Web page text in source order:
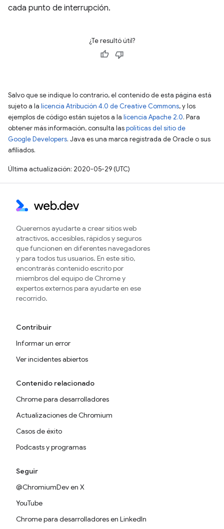
cada punto de interrupción.
¿Te resultó útil?
Salvo que se indique lo contrario, el contenido de esta página está
sujeto a la licencia Atribución 4.0 de Creative Commons, y los
ejemplos de código están sujetos a la licencia Apache 2.0. Para
obtener más información, consulta laspolíticas del sitio de
Google Developers. Java es una marca registrada de Oracle o sus
afiliados.
Última actualización: 2020-05-29 (UTC)
Queremos ayudarte a crear sitios web
atractivos, accesibles, rápidos y seguros
que funcionen en diferentes navegadores
y para todos tus usuarios. En este sitio,
encontrarás contenido escrito por
miembros del equipo de Chrome y
expertos externos para ayudarte en ese
recorrido.
Contribuir
Informar un error
Ver incidentes abiertos
Contenido relacionado
Chrome para desarrolladores
Actualizaciones de Chromium
Casos de éxito
Podcasts y programas
Seguir
@ChromiumDev en X
YouTube
Chrome para desarrolladores en LinkedIn